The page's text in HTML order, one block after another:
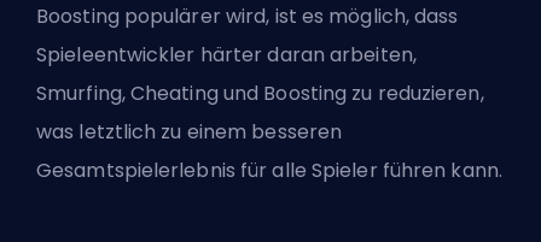
Boosting populärer wird, ist es möglich, dass
Spieleentwickler härter daran arbeiten,
Smurfing, Cheating und Boosting zu reduzieren,
was letztlich zu einem besseren
Gesamtspielerlebnis für alle Spieler führen kann.